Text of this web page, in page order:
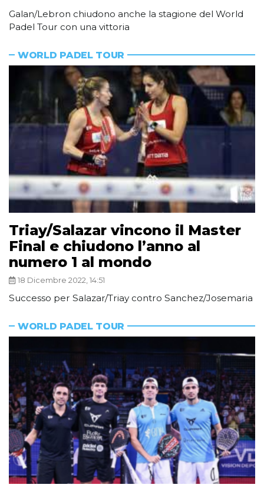
Galan/Lebron chiudono anche la stagione del World
Padel Tour con una vittoria
WORLD PADEL TOUR
Triay/Salazar vincono il Master
Final e chiudono l’anno al
numero 1 al mondo
18 Dicembre 2022, 14:51
Successo per Salazar/Triay contro Sanchez/Josemaria
WORLD PADEL TOUR